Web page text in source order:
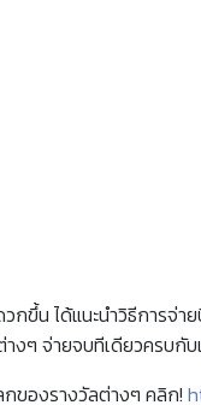
วกขึ้น ได้แนะนำวิธีการจ่
งๆ จ่ายจบทีเดียวครบกั
กของรางวัลต่างๆ คลิก!